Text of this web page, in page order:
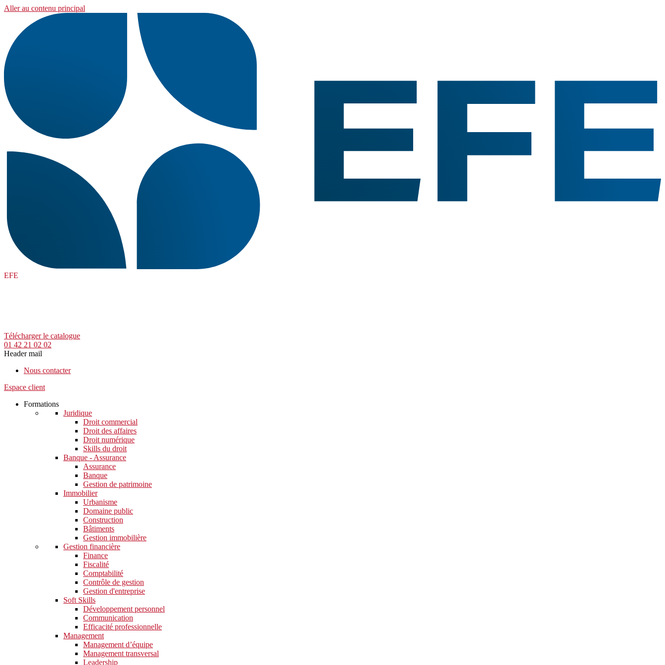
Aller au contenu principal
EFE
Télécharger le catalogue
01 42 21 02 02
Header mail
Nous contacter
Espace client
Formations
Juridique
Droit commercial
Droit des affaires
Droit numérique
Skills du droit
Banque - Assurance
Assurance
Banque
Gestion de patrimoine
Immobilier
Urbanisme
Domaine public
Construction
Bâtiments
Gestion immobilière
Gestion financière
Finance
Fiscalité
Comptabilité
Contrôle de gestion
Gestion d'entreprise
Soft Skills​
Développement personnel
Communication
Efficacité professionnelle
Management
Management d’équipe
Management transversal
Leadership